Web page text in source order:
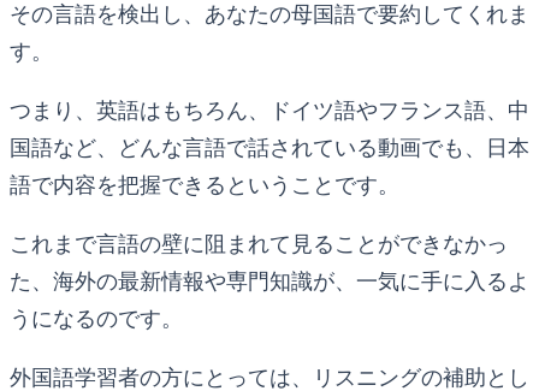
その言語を検出し、あなたの母国語で要約してくれま
す。
つまり、英語はもちろん、ドイツ語やフランス語、中
国語など、どんな言語で話されている動画でも、日本
語で内容を把握できるということです。
これまで言語の壁に阻まれて見ることができなかっ
た、海外の最新情報や専門知識が、一気に手に入るよ
うになるのです。
外国語学習者の方にとっては、リスニングの補助とし